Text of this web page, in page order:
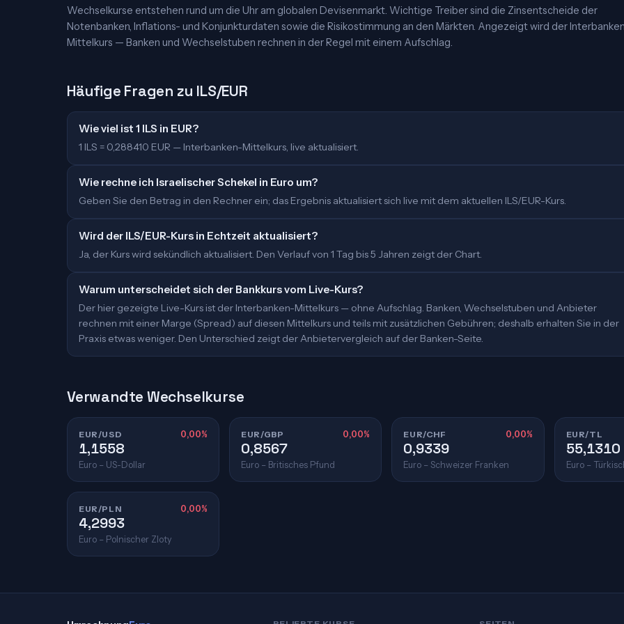
Wechselkurse entstehen rund um die Uhr am globalen Devisenmarkt. Wichtige Treiber sind die Zinsentscheide der
Notenbanken, Inflations- und Konjunkturdaten sowie die Risikostimmung an den Märkten. Angezeigt wird der
Mittelkurs — Banken und Wechselstuben rechnen in der Regel mit einem Aufschlag.
Häufige Fragen zu ILS/EUR
Wie viel ist 1 ILS in EUR?
1 ILS = 0,288410 EUR — Interbanken-Mittelkurs, live aktualisiert.
Wie rechne ich Israelischer Schekel in Euro um?
Geben Sie den Betrag in den Rechner ein; das Ergebnis aktualisiert sich live mit dem aktuellen ILS/EUR-Kurs.
Wird der ILS/EUR-Kurs in Echtzeit aktualisiert?
Ja, der Kurs wird sekündlich aktualisiert. Den Verlauf von 1 Tag bis 5 Jahren zeigt der Chart.
Warum unterscheidet sich der Bankkurs vom Live-Kurs?
Der hier gezeigte Live-Kurs ist der Interbanken-Mittelkurs — ohne Aufschlag. Banken, Wechselstuben und Anbieter
rechnen mit einer Marge (Spread) auf diesen Mittelkurs und teils mit zusätzlichen Gebühren; deshalb erhalten Sie in der
Praxis etwas weniger. Den Unterschied zeigt der Anbietervergleich auf der Banken-Seite.
Verwandte Wechselkurse
EUR/USD 0,00%
1,1558
Euro – US-Dollar
EUR/GBP 0,00%
0,8567
Euro – Britisches Pfund
EUR/CHF 0,00%
0,9339
Euro – Schweizer Franken
EUR/TL
55,1310
Euro –
EUR/PLN 0,00%
4,2993
Euro – Polnischer Zloty